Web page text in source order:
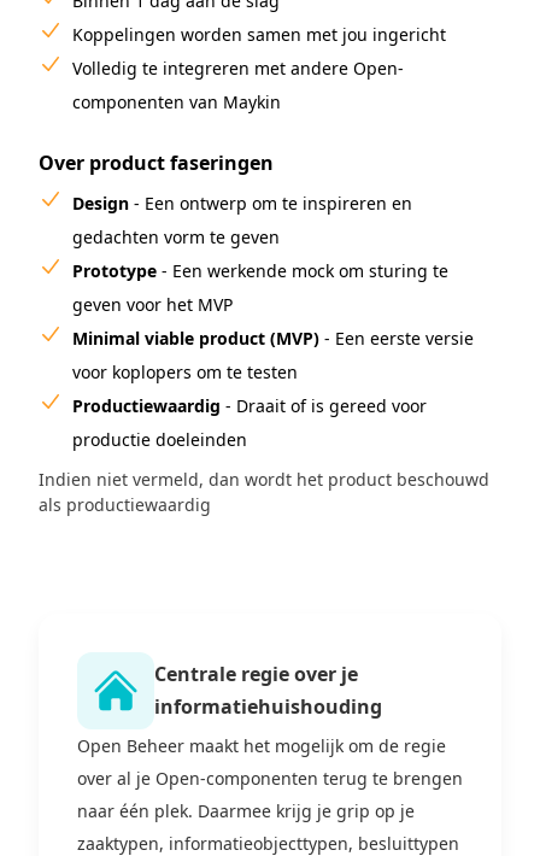
Koppelingen worden samen met jou ingericht
Volledig te integreren met andere Open-
componenten van Maykin
Over product faseringen
Design - Een ontwerp om te inspireren en
gedachten vorm te geven
Prototype - Een werkende mock om sturing te
geven voor het MVP
Minimal viable product (MVP) - Een eerste versie
voor koplopers om te testen
Productiewaardig - Draait of is gereed voor
productie doeleinden
Indien niet vermeld, dan wordt het product beschouwd
als productiewaardig
Centrale regie over je
informatiehuishouding
Open Beheer maakt het mogelijk om de regie
over al je Open-componenten terug te brengen
naar één plek. Daarmee krijg je grip op je
zaaktypen, informatieobjecttypen, besluittypen